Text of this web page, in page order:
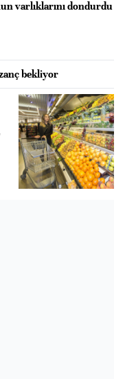
varlıklarını dondurdu
bekliyor